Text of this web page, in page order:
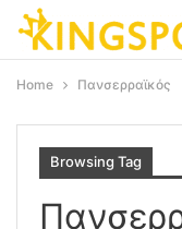
Home Πανσερραϊκός
Browsing Tag